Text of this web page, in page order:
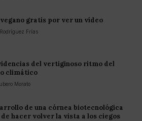
gratis por ver un vídeo
Frías
del vertiginoso ritmo del
climático
Morato
de una córnea biotecnológica
de hacer volver la vista a los ciegos